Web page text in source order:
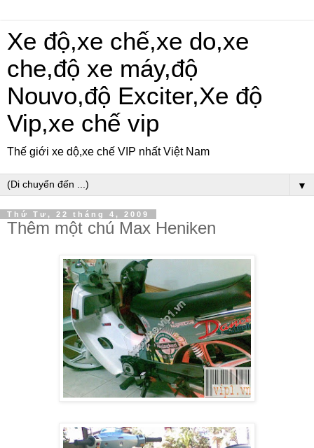
Xe độ,xe chế,xe do,xe
che,độ xe máy,độ
Nouvo,độ Exciter,Xe độ
Vip,xe chế vip
Thế giới xe dộ,xe chế VIP nhất Việt Nam
▼
Thứ Tư, 22 tháng 4, 2009
Thêm một chú Max Heniken